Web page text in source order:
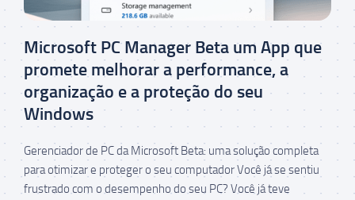
Microsoft PC Manager Beta um App que
promete melhorar a performance, a
organização e a proteção do seu
Windows
Gerenciador de PC da Microsoft Beta: uma solução completa
para otimizar e proteger o seu computador Você já se sentiu
frustrado com o desempenho do seu PC? Você já teve